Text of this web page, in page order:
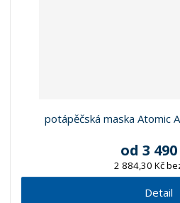
potápěčská maska Atomic
od 3
2 884,30 Kč
Detail